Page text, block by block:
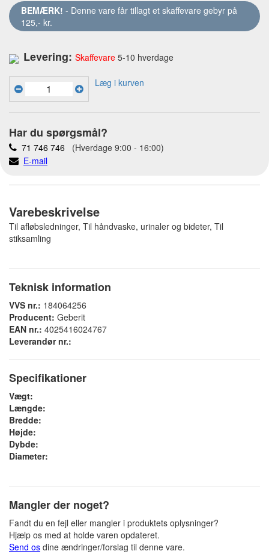
BEMÆRK! - Denne vare får tillagt et skaffevare gebyr på
125,- kr.
Levering: Skaffevare 5-10 hverdage
Læg i kurven
Har du spørgsmål?
71 746 746 (Hverdage 9:00 - 16:00)
E-mail
Varebeskrivelse
Til afløbsledninger, Til håndvaske, urinaler og bideter, Til
stiksamling
Teknisk information
VVS nr.: 184064256
Producent: Geberit
EAN nr.: 4025416024767
Leverandør nr.:
Specifikationer
Vægt:
Længde:
Bredde:
Højde:
Dybde:
Diameter:
Mangler der noget?
Fandt du en fejl eller mangler i produktets oplysninger?
Hjælp os med at holde varen opdateret.
Send os dine ændringer/forslag til denne vare.